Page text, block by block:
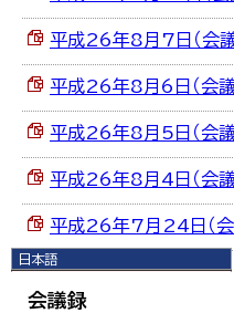
日本語
English
平成26年8月7日（会
平成26年8月6日（会
平成26年8月5日（会
平成26年8月4日（会
平成26年7月24日（会
会議録